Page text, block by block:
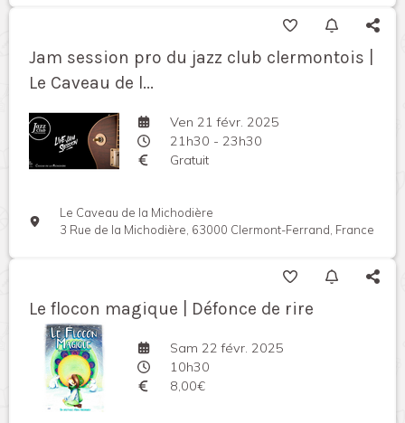
Jam session pro du jazz club clermontois |
Le Caveau de l...
Ven 21 févr. 2025
21h30 - 23h30
Gratuit
Le Caveau de la Michodière
3 Rue de la Michodière, 63000 Clermont-Ferrand, France
Le flocon magique | Défonce de rire
Sam 22 févr. 2025
10h30
8,00€